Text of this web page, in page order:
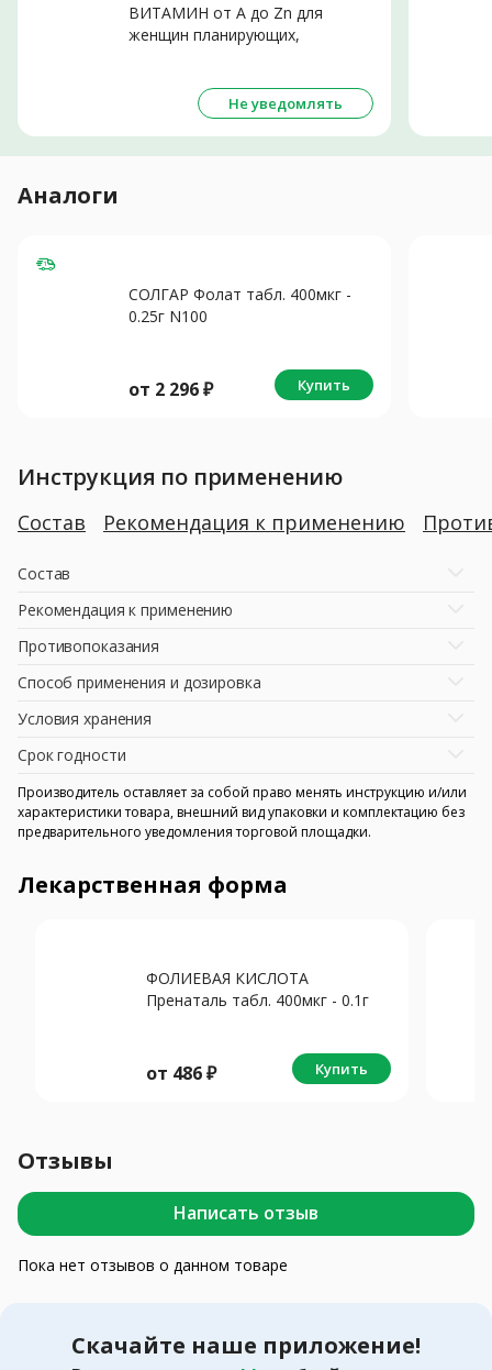
ВИТАМИН от А до Zn для
женщин планирующих,
Не уведомлять
Аналоги
СОЛГАР Фолат табл. 400мкг -
0.25г N100
от 2 296₽ Купить
Инструкция по применению
Состав Рекомендация к применению
Состав
Рекомендация к применению
Противопоказания
Способ применения и дозировка
Условия хранения
Срок годности
Производитель оставляет за собой право менять инструкцию и/или
характеристики товара, внешний вид упаковки и комплектацию без
предварительного уведомления торговой площадки.
Лекарственная форма
ФОЛИЕВАЯ КИСЛОТА
Пренаталь табл. 400мкг - 0.1г
от 486₽ Купить
Отзывы
Написать отзыв
Пока нет отзывов о данном товаре
Скачайте наше приложение!